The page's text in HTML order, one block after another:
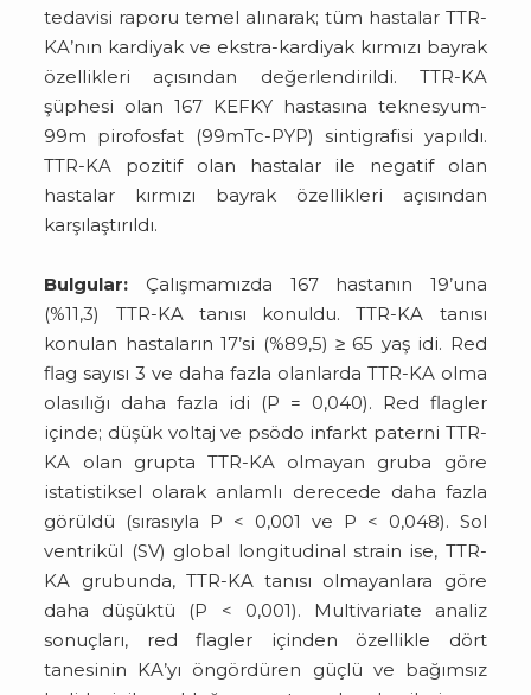
tedavisi raporu temel alınarak; tüm hastalar TTR-
KA’nın kardiyak ve ekstra-kardiyak kırmızı bayrak
özellikleri açısından değerlendirildi. TTR-KA
şüphesi olan 167 KEFKY hastasına teknesyum-
99m pirofosfat (99mTc-PYP) sintigrafisi yapıldı.
TTR-KA pozitif olan hastalar ile negatif olan
hastalar kırmızı bayrak özellikleri açısından
karşılaştırıldı.
Bulgular: Çalışmamızda 167 hastanın 19’una
(%11,3) TTR-KA tanısı konuldu. TTR-KA tanısı
konulan hastaların 17’si (%89,5) ≥ 65 yaş idi. Red
flag sayısı 3 ve daha fazla olanlarda TTR-KA olma
olasılığı daha fazla idi (P = 0,040). Red flagler
içinde; düşük voltaj ve psödo infarkt paterni TTR-
KA olan grupta TTR-KA olmayan gruba göre
istatistiksel olarak anlamlı derecede daha fazla
görüldü (sırasıyla P < 0,001 ve P < 0,048). Sol
ventrikül (SV) global longitudinal strain ise, TTR-
KA grubunda, TTR-KA tanısı olmayanlara göre
daha düşüktü (P < 0,001). Multivariate analiz
sonuçları, red flagler içinden özellikle dört
tanesinin KA’yı öngördüren güçlü ve bağımsız